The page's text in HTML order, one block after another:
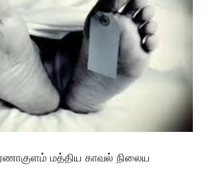
மத்திய காவல் நிலைய